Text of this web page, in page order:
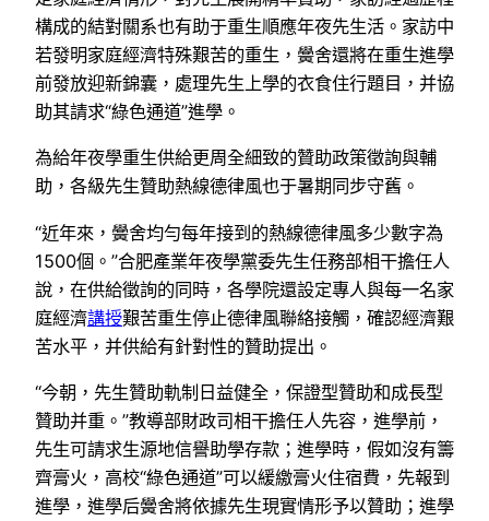
構成的結對關系也有助于重生順應年夜先生活。家訪中
若發明家庭經濟特殊艱苦的重生，黌舍還將在重生進學
前發放迎新錦囊，處理先生上學的衣食住行題目，并協
助其請求“綠色通道”進學。
為給年夜學重生供給更周全細致的贊助政策徵詢與輔
助，各級先生贊助熱線德律風也于暑期同步守舊。
“近年來，黌舍均勻每年接到的熱線德律風多少數字為
1500個。”合肥產業年夜學黨委先生任務部相干擔任人
說，在供給徵詢的同時，各學院還設定專人與每一名家
庭經濟講授艱苦重生停止德律風聯絡接觸，確認經濟艱
苦水平，并供給有針對性的贊助提出。
“今朝，先生贊助軌制日益健全，保證型贊助和成長型
贊助并重。”教導部財政司相干擔任人先容，進學前，
先生可請求生源地信譽助學存款；進學時，假如沒有籌
齊膏火，高校“綠色通道”可以緩繳膏火住宿費，先報到
進學，進學后黌舍將依據先生現實情形予以贊助；進學